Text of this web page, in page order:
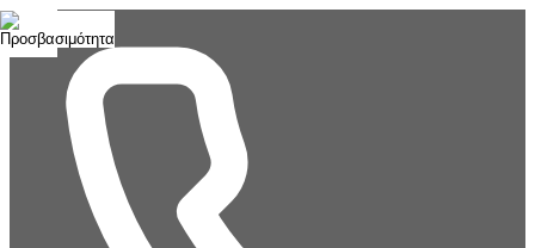
Μετάβαση
σε
περιεχόμενο